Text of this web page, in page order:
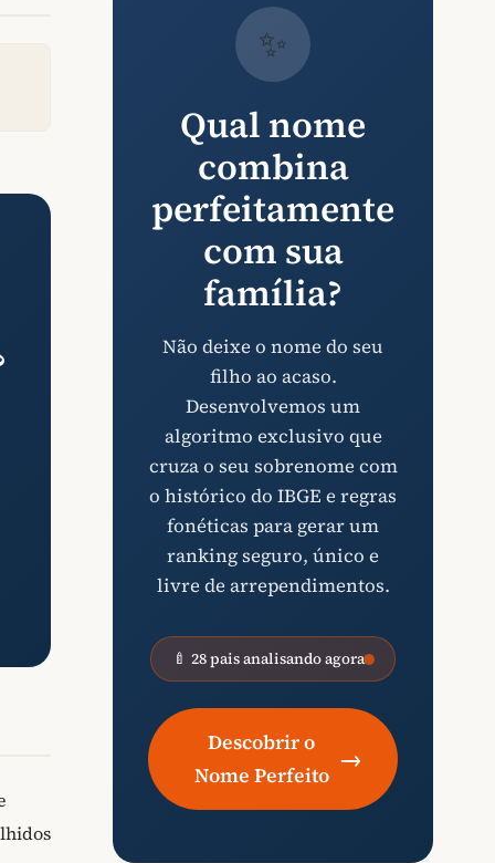
✨
Qual nome
combina
perfeitamente
com sua
família?
Não deixe o nome do seu
filho ao acaso.
Desenvolvemos um
algoritmo exclusivo que
cruza o seu sobrenome com
o histórico do IBGE e regras
fonéticas para gerar um
ranking seguro, único e
livre de arrependimentos.
🍼 28 pais analisando agora
Descobrir o
Nome Perfeito
→